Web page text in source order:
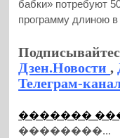
бабки» потребуют
программу длиною в
Дзен.Новости,
Телеграм-
�������
��������...